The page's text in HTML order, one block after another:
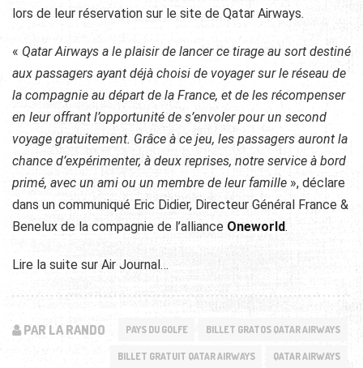
lors de leur réservation sur le site de Qatar Airways.
« Qatar Airways a le plaisir de lancer ce tirage au sort destiné
aux passagers ayant déjà choisi de voyager sur le réseau de
la compagnie au départ de la France, et de les récompenser
en leur offrant l’opportunité de s’envoler pour un second
voyage gratuitement. Grâce à ce jeu, les passagers auront la
chance d’expérimenter, à deux reprises, notre service à bord
primé, avec un ami ou un membre de leur famille », déclare
dans un communiqué Eric Didier, Directeur Général France &
Benelux de la compagnie de l’alliance Oneworld.
Lire la suite sur Air Journal…
PAR LA RANDO PAYS DU GOLFE BILLET GRATOS QATAR AIRWAYS
BILLET GRATUIT QATAR AIRWAYS QATAR AIRWAYS